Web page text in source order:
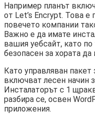
Например планът
от Let’s Encrypt. Това е
повечето компании
Важно е да имате
вашия уебсайт, като
безопасен за хората
Като управляван пакет
включват лесен начин
Инсталаторът с 1
разбира се, освен
приложения.